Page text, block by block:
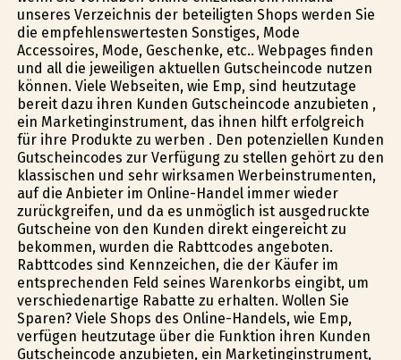
unseres Verzeichnis der beteiligten Shops werden Sie
die empfehlenswertesten Sonstiges, Mode
Accessoires, Mode, Geschenke, etc.. Webpages finden
und all die jeweiligen aktuellen Gutscheincode nutzen
können. Viele Webseiten, wie Emp, sind heutzutage
bereit dazu ihren Kunden Gutscheincode anzubieten ,
ein Marketinginstrument, das ihnen hilft erfolgreich
für ihre Produkte zu werben . Den potenziellen Kunden
Gutscheincodes zur Verfügung zu stellen gehört zu den
klassischen und sehr wirksamen Werbeinstrumenten,
auf die Anbieter im Online-Handel immer wieder
zurückgreifen, und da es unmöglich ist ausgedruckte
Gutscheine von den Kunden direkt eingereicht zu
bekommen, wurden die Rabttcodes angeboten.
Rabttcodes sind Kennzeichen, die der Käufer im
entsprechenden Feld seines Warenkorbs eingibt, um
verschiedenartige Rabatte zu erhalten. Wollen Sie
Sparen? Viele Shops des Online-Handels, wie Emp,
verfügen heutzutage über die Funktion ihren Kunden
Gutscheincode anzubieten, ein Marketinginstrument,